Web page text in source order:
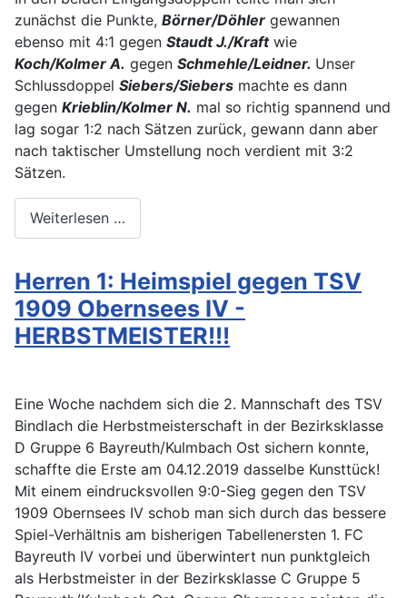
zunächst die Punkte, Börner/Döhler gewannen
ebenso mit 4:1 gegen Staudt J./Kraftwie
Koch/Kolmer A. gegen Schmehle/Leidner. Unser
Schlussdoppel Siebers/Siebers machte es dann
gegen Krieblin/Kolmer N. mal so richtig spannend und
lag sogar 1:2 nach Sätzen zurück, gewann dann aber
nach taktischer Umstellung noch verdient mit 3:2
Sätzen.
Weiterlesen …
Herren 1: Heimspiel gegen TSV
1909 Obernsees IV -
HERBSTMEISTER!!!
Eine Woche nachdem sich die 2. Mannschaft des TSV
Bindlach die Herbstmeisterschaft in der Bezirksklasse
D Gruppe 6 Bayreuth/Kulmbach Ost sichern konnte,
schaffte die Erste am 04.12.2019 dasselbe Kunsttück!
Mit einem eindrucksvollen 9:0-Sieg gegen den TSV
1909 Obernsees IV schob man sich durch das bessere
Spiel-Verhältnis am bisherigen Tabellenersten 1. FC
Bayreuth IV vorbei und überwintert nun punktgleich
als Herbstmeister in der Bezirksklasse C Gruppe 5